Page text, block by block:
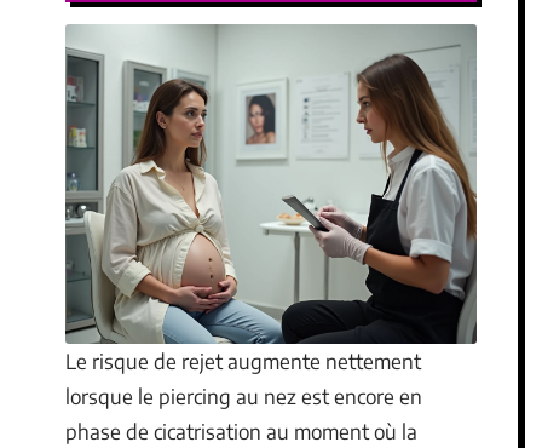
Le risque de rejet augmente nettement
lorsque le piercing au nez est encore en
phase de cicatrisation au moment où la